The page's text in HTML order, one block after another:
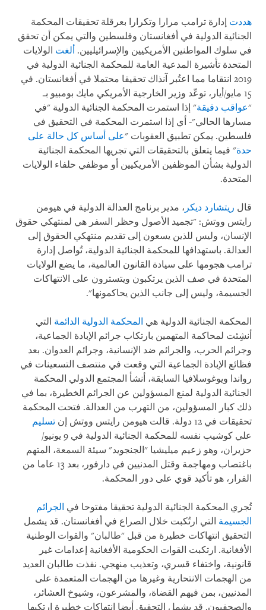
هددت إدارة ترامب مرارا وتكرارا بعرقلة تحقيقات المحكمة
الجنائية الدولية في أفغانستان وفلسطين والتي يمكن أن تحقق
في سلوك المواطنين الأمريكيين والإسرائيليين. ألغت الولايات
المتحدة تأشيرة المدعية العامة للمحكمة الجنائية الدولية في
2019 انتقاما مما اعتُبر آنذاك تحقيقا محتملا في أفغانستان. في
15 مايو/أيار، توعّد وزير الخارجية الأمريكي مايك بومبيو بـ
"عواقب دقيقة" إذا استمرت المحكمة الجنائية الدولية "في
مسارها الحالي"- أي إذا استمرت المحكمة في التحقيق في
فلسطين. يمكن تطبيق العقوبات "على أساس كل حالة على
حدة" فيما يتعلق بالتحقيقات التي تجريها المحكمة الجنائية
الدولية بشأن الموظفين الأمريكيين أو موظفي حلفاء الولايات
المتحدة.
قال ريتشارد ديكر ، مدير برنامج العدالة الدولية في هيومن
رايتس ووتش: "تجميد الأصول وحظر السفر هي لمنتهكي حقوق
الإنسان، وليس للذين يسعون إلى تقديم منتهكي الحقوق إلى
العدالة. باستهدافها للمحكمة الجنائية الدولية، تُواصل إدارة
ترامب هجومها على سيادة القانون العالمية، ما يضع الولايات
المتحدة في صف الذين يرتكبون ويتسترون على الانتهاكات
الجسيمة، وليس إلى جانب الذين يحاكمونها".
المحكمة الجنائية الدولية هي المحكمة الدولية الدائمة التي
أنشِئت لمحاكمة المتهمين بارتكاب جرائم الإبادة الجماعية،
وجرائم الحرب، والجرائم ضد الإنسانية، وجرائم العدوان. بعد
فظائع الإبادة الجماعية التي وقعت في منتصف التسعينات في
رواندا ويوغوسلافيا السابقة، أنشأ المجتمع الدولي المحكمة
الجنائية الدولية لمنع المسؤولين عن الجرائم الخطيرة، بما في
ذلك كبار المسؤولين، من التهرب من العدالة. فتحت المحكمة
تحقيقات في 12 دولة. قالت هيومن رايتس ووتش إن
تسليم
علي كوشيب نفسه للمحكمة الجنائية الدولية في 9 يونيو/
حزيران، وهو زعيم ميليشيا "الجنجويد" سيئة السمعة، المتهم
باغتصاب ومهاجمة وقتل المدنيين في دارفور، بعد 13 عاما من
الفرار، هو تأكيد قوي على دور المحكمة.
تُجري المحكمة الجنائية الدولية تحقيقا مفتوحا في الجرائم
الجسيمة التي ارتُكبت خلال الصراع في أفغانستان. قد يشمل
التحقيق انتهاكات خطيرة من قبل "طالبان" والقوات الوطنية
الأفغانية. ارتكبت القوات الحكومية الأفغانية إعدامات غير
قانونية، واختفاء قسري، وتعذيب منهجي. نفذت طالبان العديد
من الهجمات الانتحارية وغيرها من الهجمات المتعمدة على
المدنيين، بمن فيهم القضاة، والمشرعون، وشيوخ العشائر،
والصحفيون. قد يشمل التحقيق أيضا انتهاكات خطيرة ارتكبها